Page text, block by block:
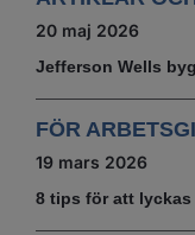
20 maj 2026
Jefferson Wells
FÖR
19 mars 2026
8 tips för att lyckas